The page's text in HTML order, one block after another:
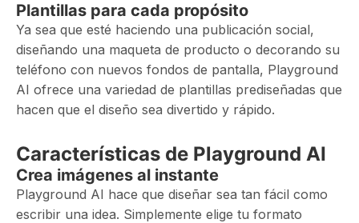
Plantillas para cada propósito
Ya sea que esté haciendo una publicación social,
diseñando una maqueta de producto o decorando su
teléfono con nuevos fondos de pantalla, Playground
AI ofrece una variedad de plantillas prediseñadas que
hacen que el diseño sea divertido y rápido.
Características de Playground AI
Crea imágenes al instante
Playground AI hace que diseñar sea tan fácil como
escribir una idea. Simplemente elige tu formato